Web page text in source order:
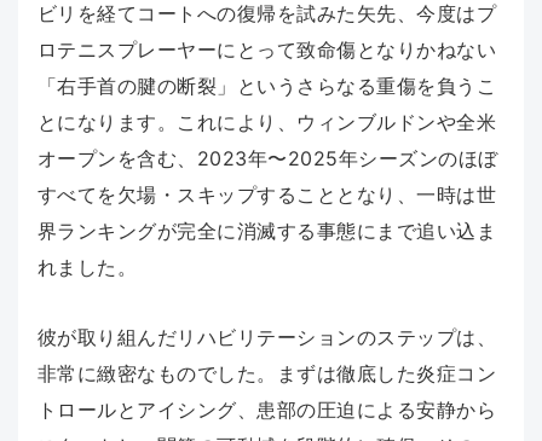
ビリを経てコートへの復帰を試みた矢先、今度はプ
ロテニスプレーヤーにとって致命傷となりかねない
「右手首の腱の断裂」というさらなる重傷を負うこ
とになります。これにより、ウィンブルドンや全米
オープンを含む、2023年〜2025年シーズンのほぼ
すべてを欠場・スキップすることとなり、一時は世
界ランキングが完全に消滅する事態にまで追い込ま
れました。
彼が取り組んだリハビリテーションのステップは、
非常に緻密なものでした。まずは徹底した炎症コン
トロールとアイシング、患部の圧迫による安静から